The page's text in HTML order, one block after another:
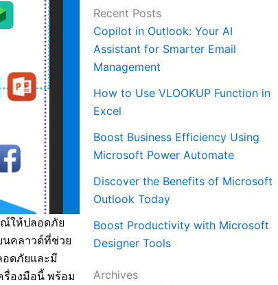
ณ์ให้ปลอดภัย
คลาวด์ที่ช่วย
อดภัยและมี
รื่องมือนี้ พร้อม
Recent Posts
Copilot in Outlook: Your AI
Assistant for Smarter Email
Management
How to Use VLOOKUP Function in
Excel
Boost Business Efficiency Using
Microsoft Power Automate
Discover the Benefits of Microsoft
Outlook Today
Boost Productivity with Microsoft
Designer Tools
Archives